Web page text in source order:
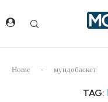
Home - мундобаскет
TAG: